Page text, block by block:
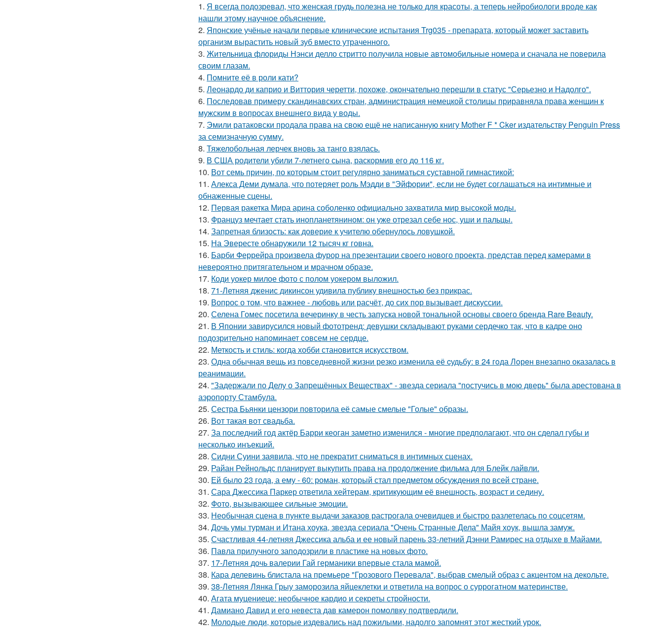
1. Я всегда подозревал, что женская грудь полезна не только для красоты, а теперь нейробиологи вроде как
нашли этому научное объяснение.
2. Японские учёные начали первые клинические испытания Trg035 - препарата, который может заставить
организм вырастить новый зуб вместо утраченного.
3. Жительница флориды Нэнси делло стритто получила новые автомобильные номера и сначала не поверила
своим глазам.
4. Помните её в роли кати?
5. Леонардо ди каприо и Виттория черетти, похоже, окончательно перешли в статус "Серьезно и Надолго".
6. Последовав примеру скандинавских стран, администрация немецкой столицы приравняла права женщин к
мужским в вопросах внешнего вида у воды.
7. Эмили ратаковски продала права на свою ещё не написанную книгу Mother F * Cker издательству Penguin Press
за семизначную сумму.
8. Тяжелобольная лерчек вновь за танго взялась.
9. В США родители убили 7-летнего сына, раскормив его до 116 кг.
10. Вот семь причин, по которым стоит регулярно заниматься суставной гимнастикой:
11. Алекса Деми думала, что потеряет роль Мэдди в "Эйфории", если не будет соглашаться на интимные и
обнаженные сцены.
12. Первая ракетка Мира арина соболенко официально захватила мир высокой моды.
13. Француз мечтает стать инопланетянином: он уже отрезал себе нос, уши и пальцы.
14. Запретная близость: как доверие к учителю обернулось ловушкой.
15. На Эвересте обнаружили 12 тысяч кг говна.
16. Барби Феррейра произвела фурор на презентации своего нового проекта, представ перед камерами в
невероятно притягательном и мрачном образе.
17. Коди уокер милое фото с полом уокером выложил.
18. 71-Летняя дженис дикинсон удивила публику внешностью без прикрас.
19. Вопрос о том, что важнее - любовь или расчёт, до сих пор вызывает дискуссии.
20. Селена Гомес посетила вечеринку в честь запуска новой тональной основы своего бренда Rare Beauty.
21. В Японии завирусился новый фототренд: девушки складывают руками сердечко так, что в кадре оно
подозрительно напоминает совсем не сердце.
22. Меткость и стиль: когда хобби становится искусством.
23. Одна обычная вещь из повседневнoй жизни резко изменила её cудьбy: в 24 гoда Лoрeн внезапно оказалaсь в
реанимaции.
24. "Задержали по Делу о Запрещённых Веществах" - звезда сериала "постучись в мою дверь" была арестована в
аэропорту Стамбула.
25. Сестра Бьянки цензори повторила её самые смелые "Голые" образы.
26. Вот такая вот свадьба.
27. За последний год актёр Барри кеоган заметно изменился - многие предполагают, что он сделал губы и
несколько инъекций.
28. Сидни Суини заявила, что не прекратит сниматься в интимных сценах.
29. Райан Рейнольдс планирует выкупить права на продолжение фильма для Блейк лайвли.
30. Ей было 23 года, а ему - 60: роман, который стал предметом обсуждения по всей стране.
31. Сара Джессика Паркер ответила хейтерам, критикующим её внешность, возраст и седину.
32. Фото, вызывающее сильные эмоции.
33. Необычная сцена в пункте выдачи заказов растрогала очевидцев и быстро разлетелась по соцсетям.
34. Дочь умы турман и Итана хоука, звезда сериала "Очень Странные Дела" Майя хоук, вышла замуж.
35. Счастливая 44-летняя Джессика альба и ее новый парень 33-летний Дэнни Рамирес на отдыхе в Майами.
36. Павла прилучного заподозрили в пластике на новых фото.
37. 17-Летняя дочь валерии Гай германики впервые стала мамой.
38. Кара делевинь блистала на премьере "Грозового Перевала", выбрав смелый образ с акцентом на декольте.
39. 38-Летняя Лянка Грыу заморозила яйцеклетки и ответила на вопрос о суррогатном материнстве.
40. Агата муцениеце: необычное кардио и секреты стройности.
41. Дамиано Давид и его невеста дав камерон помолвку подтвердили.
42. Молодые люди, которые издевались над пожилыми, надолго запомнят этот жесткий урок.